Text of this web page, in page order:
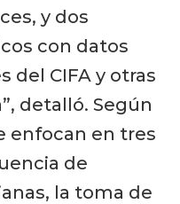
y dos
con datos
del CIFA y otras
detalló. Según
enfocan en tres
de
la toma de